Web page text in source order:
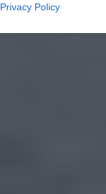
Privacy Policy